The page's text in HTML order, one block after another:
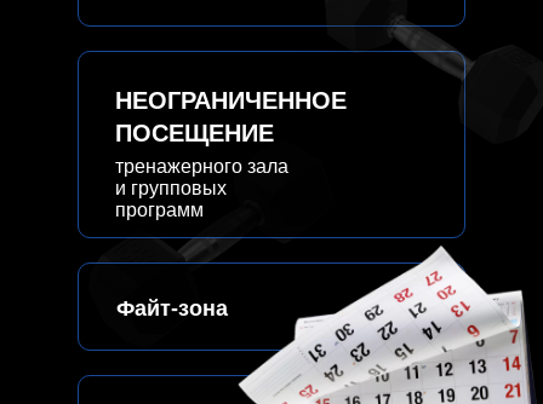
НЕОГРАНИЧЕННОЕ
ПОСЕЩЕНИЕ
тренажерного зала
и групповых
программ
Файт-зона